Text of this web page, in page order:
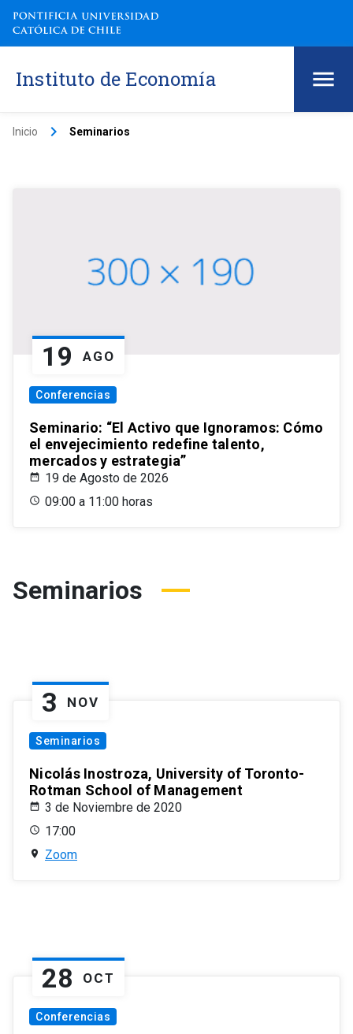
Instituto de Economía
Inicio keyboard_arrow_right Seminarios
19 AGO
Conferencias
Seminario: “El Activo que Ignoramos: Cómo
el envejecimiento redefine talento,
mercados y estrategia”
19 de Agosto de 2026
09:00 a 11:00 horas
Seminarios
3 NOV
Seminarios
Nicolás Inostroza, University of Toronto-
Rotman School of Management
3 de Noviembre de 2020
17:00
Zoom
28 OCT
Conferencias